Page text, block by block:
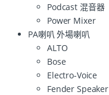
Podcast 混音器
Power Mixer
PA喇叭 外場喇叭
ALTO
Bose
Electro-Voice
Fender Speaker